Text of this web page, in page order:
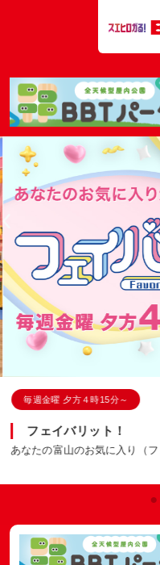
毎週金曜 夕方４時15分～
フェイバリット！
あなたの富山のお気に入り（